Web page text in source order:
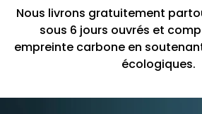
Nous livrons gratuitement
sous 6 jours ouvrés et
empreinte carbone en
écologiques.